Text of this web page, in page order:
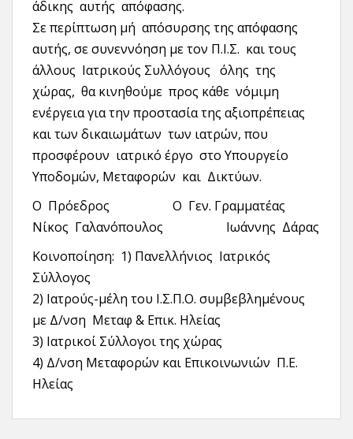
άδικης αυτής απόφασης.
Σε περίπτωση μή απόσυρσης της απόφασης
αυτής, σε συνεννόηση με τον Π.Ι.Σ. και τους
άλλους Ιατρικούς Συλλόγους όλης της
χώρας, θα κινηθούμε προς κάθε νόμιμη
ενέργεια για την προστασία της αξιοπρέπειας
και των δικαιωμάτων των ιατρών, που
προσφέρουν ιατρικό έργο στο Υπουργείο
Υποδομών, Μεταφορών και Δικτύων.
Ο Πρόεδρος Ο Γεν. Γραμματέας
Νίκος Γαλανόπουλος Ιωάννης Δάρας
Κοινοποίηση: 1) Πανελλήνιος Ιατρικός
Σύλλογος
2) Ιατρούς-μέλη του Ι.Σ.Π.Ο. συμβεβλημένους
με Δ/νση Μεταφ & Επικ. Ηλείας
3) Ιατρικοί Σύλλογοι της χώρας
4) Δ/νση Μεταφορών και Επικοινωνιών Π.Ε.
Ηλείας